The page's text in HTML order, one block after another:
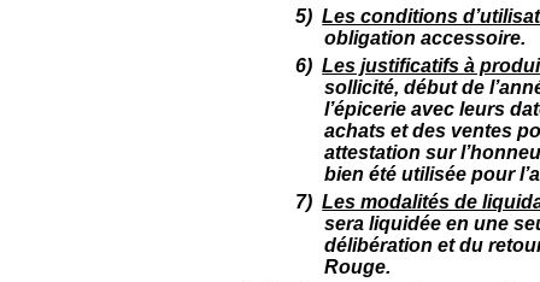
5) Les conditions
obligation accessoire.
6) Les justificatifs à
sollicité, début de
l’épicerie avec leurs
achats et des ventes
attestation sur
bien été utilisée pour
7) Les modalités de
sera liquidée en une
délibération et du
Rouge.